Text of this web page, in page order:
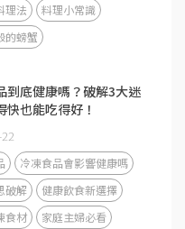
理法
料理小常識
的螃蟹
到底健康嗎？破解3大迷
快也能吃得好！
冷凍食品會影響健康嗎
破解
健康飲食新選擇
食材
家庭主婦必看